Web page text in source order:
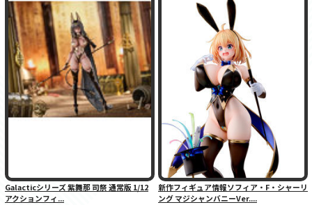
Galacticシリーズ 紫舞那 司祭 通常版 1/12
アクションフィ...
新作フィギュア情報ソフィア・F・シャーリ
ング マジシャンバニーVer....